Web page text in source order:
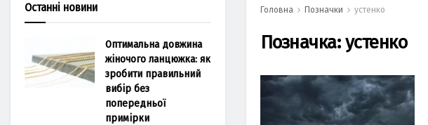
Головна Позначки устенко
Позначка:устенко
Останні новини
Оптимальна довжина
жіночого ланцюжка: як
зробити правильний
вибір без
попередньої
примірки